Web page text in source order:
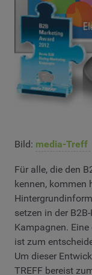
Bild: media-Treff
Für alle, die den
kennen, kommen
setzen in der
Kampagnen.
ist zum
Um dieser
TREFF bereist